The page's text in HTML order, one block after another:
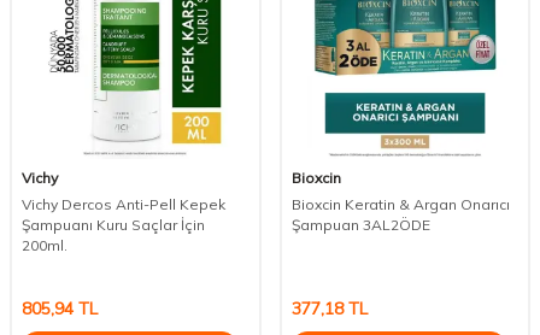
Vichy
Vichy Dercos Anti-Pell Kepek
Şampuanı Kuru Saçlar İçin
200ml.
805,94 TL
Bioxcin
Bioxcin Keratin & Argan Onarıcı
Şampuan 3AL2ÖDE
377,18TL